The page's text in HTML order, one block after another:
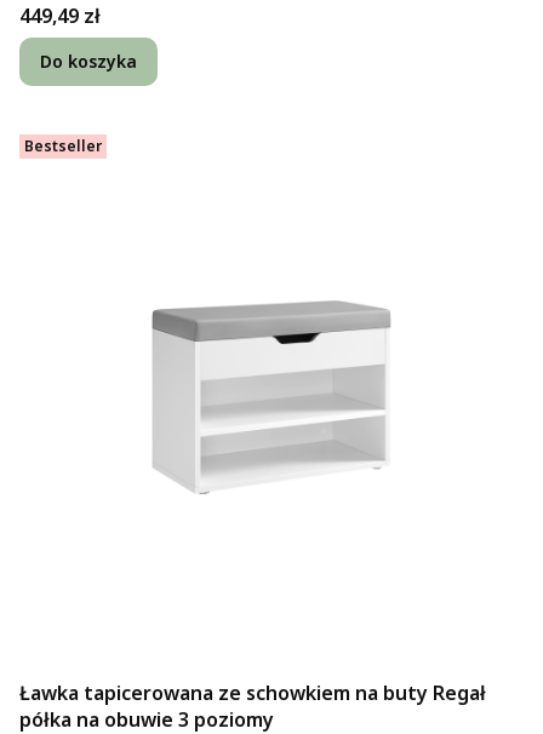
Cena
449,49 zł
Do koszyka
Bestseller
Ławka tapicerowana ze schowkiem na buty Regał
półka na obuwie 3 poziomy